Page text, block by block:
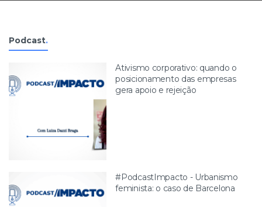
Podcast.
Ativismo corporativo: quando o
posicionamento das empresas
gera apoio e rejeição
#PodcastImpacto - Urbanismo
feminista: o caso de Barcelona